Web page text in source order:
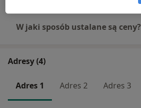
W jaki sposób ustalane są ceny?
Adresy (4)
Adres 1 Adres 2 Adres 3